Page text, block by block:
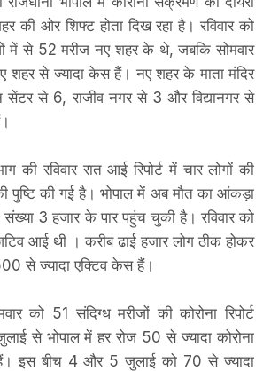
की ओर शिफ्ट होता दिख रहा है। रविवार को
में से 52 मरीज नए शहर के थे, जबकि सोमवार
से ज्यादा केस हैं। नए शहर के माता मंदिर
सेंटर से 6, राजीव नगर से 3 और विद्यानगर से
की रविवार रात आई रिपोर्ट में चार लोगाें की
पुष्टि की गई है। भोपाल में अब मौत का आंकड़ा
3 हजार के पार पहुंच चुकी है। रविवार को
आई थी । करीब ढाई हजार लोग ठीक होकर
से ज्यादा एक्टिव केस हैं।
को 51 संदिग्ध मरीजों की कोरोना रिपोर्ट
से भोपाल में हर रोज 50 से ज्यादा कोरोना
इस बीच 4 और 5 जुलाई को 70 से ज्यादा